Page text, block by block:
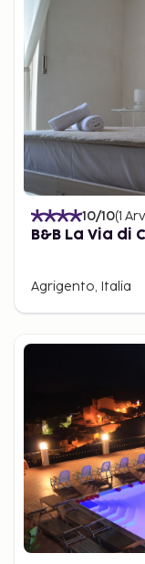
10/10(1
B&B La Via di
Agrigento, Italia